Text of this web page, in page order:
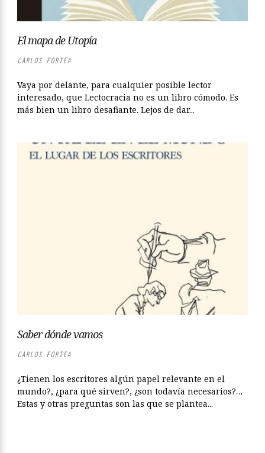
El mapa de Utopía
CARLOS FORTEA
Vaya por delante, para cualquier posible lector
interesado, que Lectocracia no es un libro cómodo. Es
más bien un libro desafiante. Lejos de dar...
Saber dónde vamos
CARLOS FORTEA
¿Tienen los escritores algún papel relevante en el
mundo?, ¿para qué sirven?, ¿son todavía necesarios?…
Estas y otras preguntas son las que se plantea...